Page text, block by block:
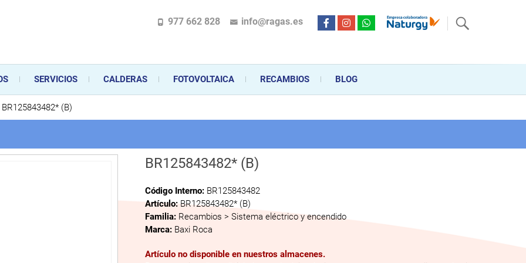
en la instalación, comercialización y mantenimiento de gas y electricidad desde hace más de 20 años . Acompañamos al cliente
aparatos de gas, climatización o electrodomésticos, desde el asesoramiento personalizado en la venta, montaje y reparación, hasta la
977 662 828 info@ragas.es
SERVICIOS CALDERAS FOTOVOLTAICA RECAMBIOS BLOG
BR125843482* (B)
BR125843482* (B)
Código Interno: BR125843482
Artículo: BR125843482* (B)
Familia: Recambios > Sistema eléctrico y encendido
Marca: Baxi Roca
Artículo no disponible en nuestros almacenes.